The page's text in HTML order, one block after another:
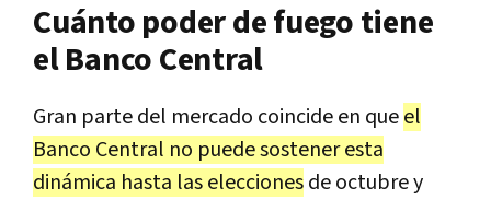
Cuánto poder de fuego tiene
el Banco Central
Gran parte del mercado coincide en queel
Banco Central no puede sostener esta
dinámica hasta las eleccionesde octubre y